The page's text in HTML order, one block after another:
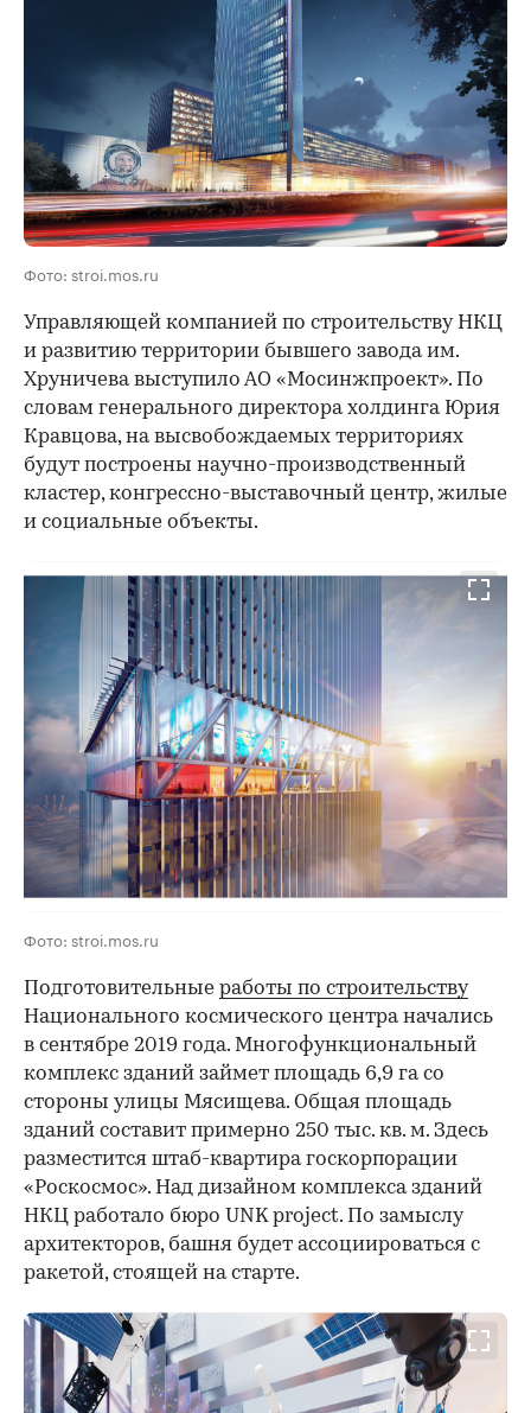
Фото: stroi.mos.ru
Управляющей компанией по строительству НКЦ
и развитию территории бывшего завода им.
Хруничева выступило АО «Мосинжпроект». По
словам генерального директора холдинга Юрия
Кравцова, на высвобождаемых территориях
будут построены научно-производственный
кластер, конгрессно-выставочный центр, жилые
и социальные объекты.
Фото: stroi.mos.ru
Подготовительные работы по строительству
Национального космического центра начались
в сентябре 2019 года. Многофункциональный
комплекс зданий займет площадь 6,9 га со
стороны улицы Мясищева. Общая площадь
зданий составит примерно 250 тыс. кв. м. Здесь
разместится штаб-квартира госкорпорации
«Роскосмос». Над дизайном комплекса зданий
НКЦ работало бюро UNK project. По замыслу
архитекторов, башня будет ассоциироваться с
ракетой, стоящей на старте.